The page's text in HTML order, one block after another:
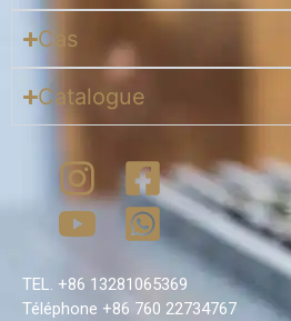
Cas
Catalogue
TEL. +86 13281065369
Téléphone +86 760 22734767